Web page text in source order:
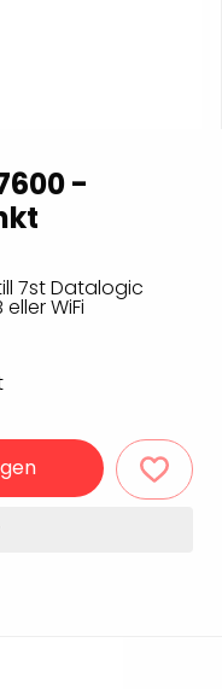
-
7st Datalogic
WiFi